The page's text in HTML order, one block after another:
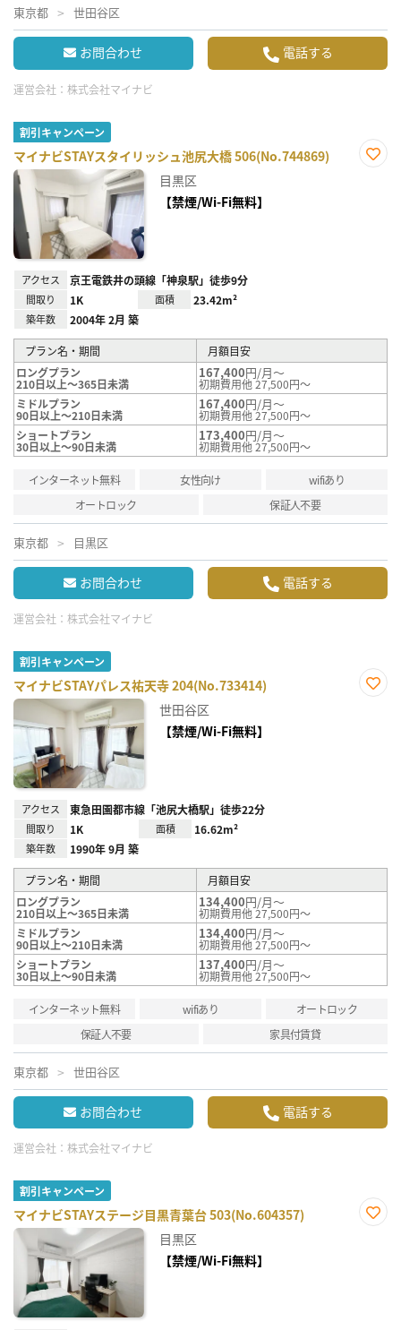
東京都 世田谷区
お問合わせ 電話する
運営会社： 株式会社マイナビ
割引キャンペーン
マイナビSTAYスタイリッシュ池尻大橋 506(No.744869)
目黒区
【禁煙/Wi-Fi無料】
アクセス 京王電鉄井の頭線「神泉駅」徒歩9分
間取り 1K 面積 23.42m²
築年数 2004年 2月 築
プラン名・期間
月額目安
ロングプラン
210日以上～365日未満
167,400円/月～
初期費用他 27,500円～
ミドルプラン
90日以上～210日未満
167,400円/月～
初期費用他 27,500円～
ショートプラン
30日以上～90日未満
173,400円/月～
初期費用他 27,500円～
インターネット無料 女性向け
wifiあり
オートロック
保証人不要
東京都 目黒区
お問合わせ 電話する
運営会社： 株式会社マイナビ
割引キャンペーン
マイナビSTAYパレス祐天寺 204(No.733414)
世田谷区
【禁煙/Wi-Fi無料】
アクセス 東急田園都市線「池尻大橋駅」徒歩22分
間取り 1K 面積 16.62m²
築年数 1990年 9月 築
プラン名・期間
月額目安
ロングプラン
210日以上～365日未満
134,400円/月～
初期費用他 27,500円～
ミドルプラン
90日以上～210日未満
134,400円/月～
初期費用他 27,500円～
ショートプラン
30日以上～90日未満
137,400円/月～
初期費用他 27,500円～
インターネット無料 wifiあり
オートロック
保証人不要
家具付賃貸
東京都 世田谷区
お問合わせ 電話する
運営会社： 株式会社マイナビ
割引キャンペーン
マイナビSTAYステージ目黒青葉台 503(No.604357)
目黒区
【禁煙/Wi-Fi無料】